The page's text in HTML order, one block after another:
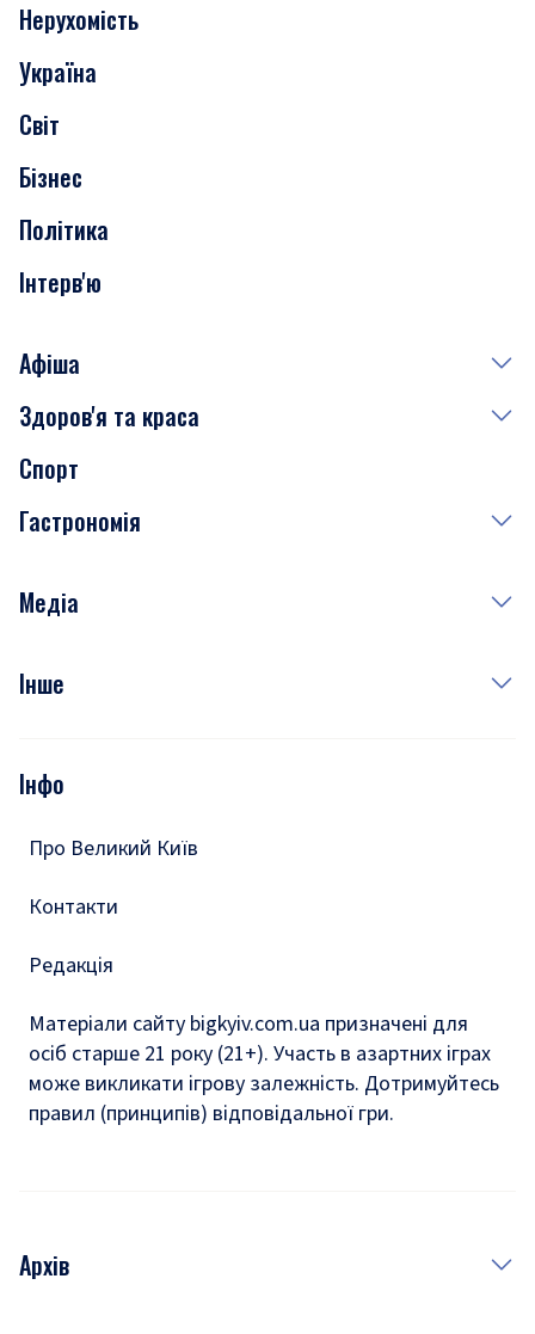
Події
Скандали
Нерухомість
Транспорт
Нерухомість
Україна
Світ
Бізнес
Політика
Інтерв'ю
Афіша
Сьогодні
Завтра
Субота
Здоров'я та краса
Медицина
Краса
Спорт
Гастрономія
Рецепти
Медіа
Фото
Подкасти
Інше
Тести
Інфо
Про Великий Київ
Контакти
Редакція
Матеріали сайту bigkyiv.com.ua призначені для
осіб старше 21 року (21+). Участь в азартних іграх
може викликати ігрову залежність. Дотримуйтесь
правил (принципів) відповідальної гри.
Архів